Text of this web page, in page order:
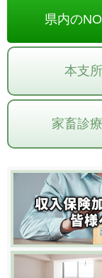
県内の
本支所
家畜診